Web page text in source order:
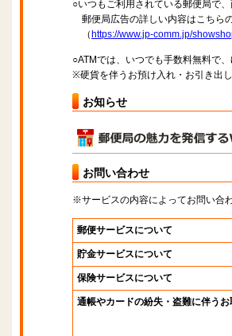
○いつもご利用されている郵便局で
郵便局広告の詳しい内容はこちら
（ https://www.jp-comm.jp/
○ATMでは、いつでも手数料無料で
※硬貨を伴うお預け入れ・お引き出
お知らせ
お問い合わせ
※サービスの内容によってお問い合
郵便サービスについて
貯金サービスについて
保険サービスについて
通帳やカードの紛失・盗難に伴う